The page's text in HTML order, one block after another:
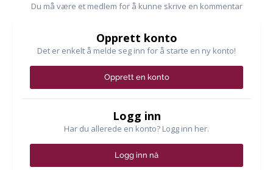
Du må være et medlem for å kunne skrive en kommentar
Opprett konto
Det er enkelt å melde seg inn for å starte en ny konto!
Opprett en konto
Logg inn
Har du allerede en konto? Logg inn her.
Logg inn nå